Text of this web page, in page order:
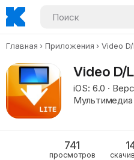
Главная Приложения Video D/L
Video D/L
iOS: 6.0 ·
Мультимедиа
741
просмотров